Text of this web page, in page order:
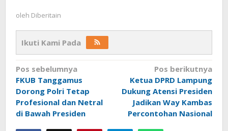
oleh Diberitain
Ikuti Kami Pada
Navigasi
pos
Pos sebelumnya
FKUB Tanggamus
Dorong Polri Tetap
Profesional dan Netral
di Bawah Presiden
Pos berikutnya
Ketua DPRD Lampung
Dukung Atensi Presiden
Jadikan Way Kambas
Percontohan Nasional